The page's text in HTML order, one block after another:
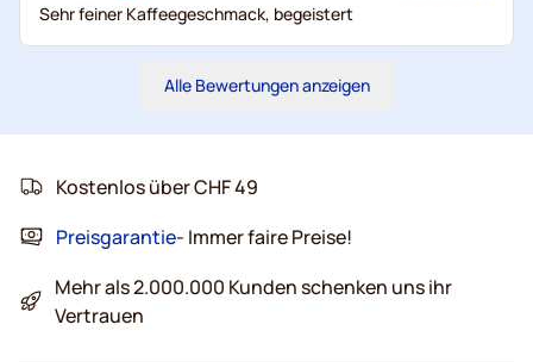
Sehr feiner Kaffeegeschmack, begeistert
Alle Bewertungen anzeigen
Kostenlos über CHF 49
Preisgarantie- Immer faire Preise!
Mehr als 2.000.000 Kunden schenken uns ihr
Vertrauen